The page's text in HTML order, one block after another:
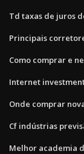
Td taxas de juros
Principais
Como comprar e
Internet
Onde comprar
Cf indústrias
Melhor academia